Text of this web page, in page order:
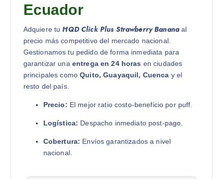
Ecuador
Adquiere tuHQD Click Plus Strawberry Bananaal
precio más competitivo del mercado nacional.
Gestionamos tu pedido de forma inmediata para
garantizar una entrega en 24 horas en ciudades
principales comoQuito, Guayaquil, Cuenca y el
resto del país.
Precio: El mejor ratio costo-beneficio por puff.
Logística: Despacho inmediato post-pago.
Cobertura: Envíos garantizados a nivel
nacional.